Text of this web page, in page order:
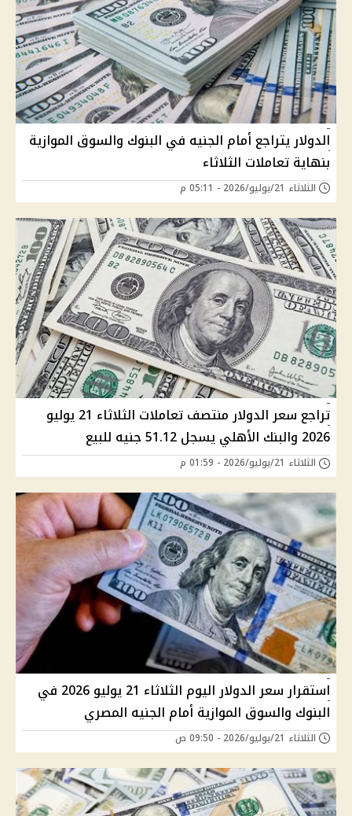
الدولار يتراجع أمام الجنيه في البنوك والسوق الموازية
بنهاية تعاملات الثلاثاء
الثلاثاء 21/يوليو/2026 - 05:11 م
تراجع سعر الدولار منتصف تعاملات الثلاثاء 21 يوليو
2026 والبنك الأهلي يسجل 51.12 جنيه للبيع
الثلاثاء 21/يوليو/2026 - 01:59 م
استقرار سعر الدولار اليوم الثلاثاء 21 يوليو 2026 في
البنوك والسوق الموازية أمام الجنيه المصري
الثلاثاء 21/يوليو/2026 - 09:50 ص